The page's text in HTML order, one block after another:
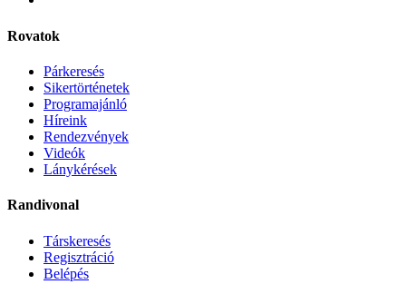
Rovatok
Párkeresés
Sikertörténetek
Programajánló
Híreink
Rendezvények
Videók
Lánykérések
Randivonal
Társkeresés
Regisztráció
Belépés